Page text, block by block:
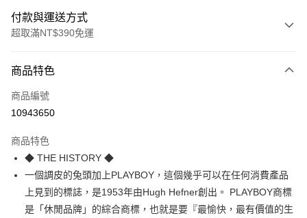
付款與運送方式
超取滿NT$390免運
POYA支付
信用卡一次付款
LINE Pay
Apple Pay
街口支付
商品特色
商品編號
10943650
商品特色
◆ THE HISTORY ◆
一個調皮的兔頭加上PLAYBOY，這個幾乎可以在任何消費產品
上見到的標誌，是1953年由Hugh Hefner創出。 PLAYBOY商標
是「休閒品牌」的綜合商標，也就是要『最愉快，最有價值的生